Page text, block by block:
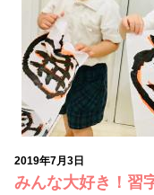
2019年7月3日
みんな大好き！習